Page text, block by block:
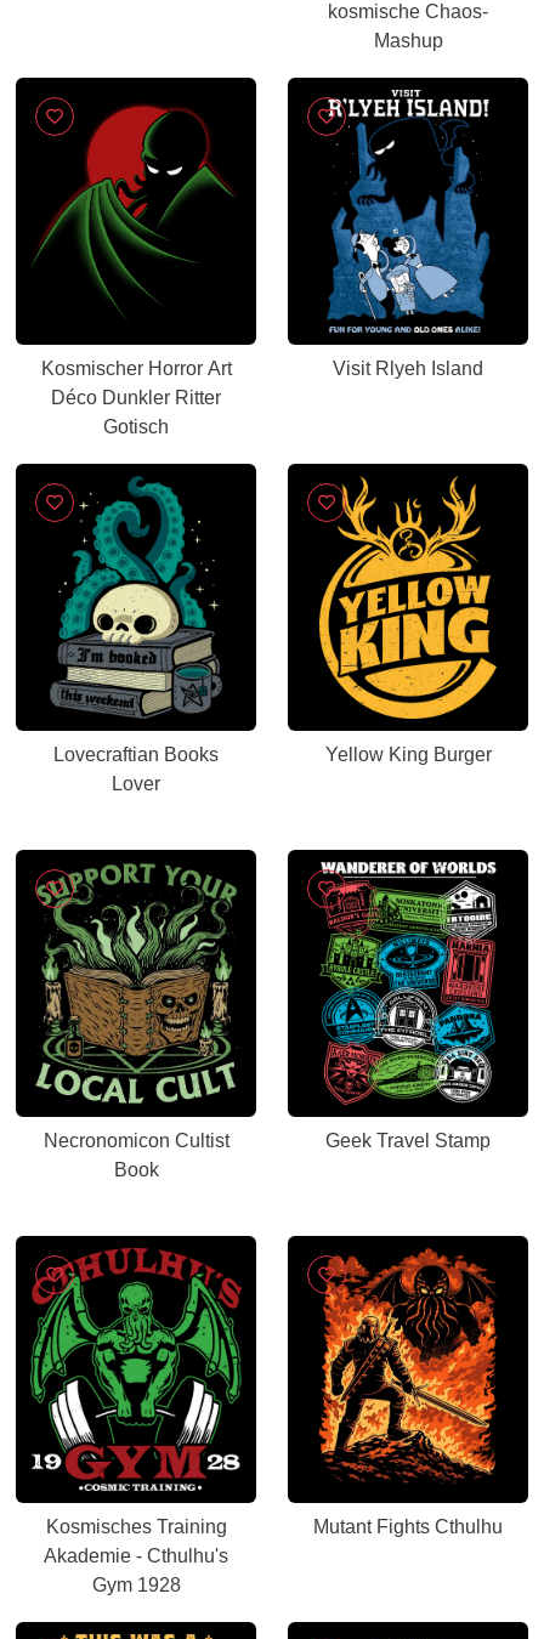
kosmische Chaos-
Mashup
Kosmischer Horror Art
Déco Dunkler Ritter
Gotisch
Visit Rlyeh Island
Lovecraftian Books
Lover
Yellow King Burger
Necronomicon Cultist
Book
Geek Travel Stamp
Kosmisches Training
Akademie - Cthulhu's
Gym 1928
Mutant Fights Cthulhu